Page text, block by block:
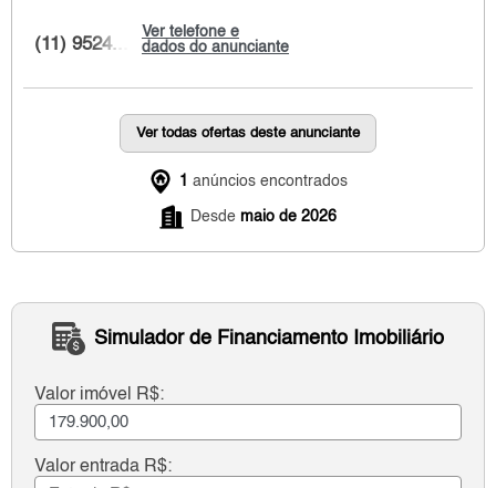
Ver telefone e
dados do anunciante
(11) 9524...
Ver todas ofertas deste anunciante
1 anúncios encontrados
Desde maio de 2026
Simulador de Financiamento Imobiliário
Valor imóvel R$:
Valor entrada R$: